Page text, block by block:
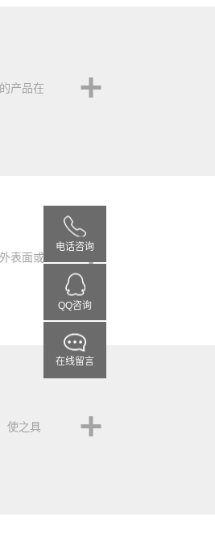
产品在
表面或
使之具
电话咨询
QQ咨询
在线留言